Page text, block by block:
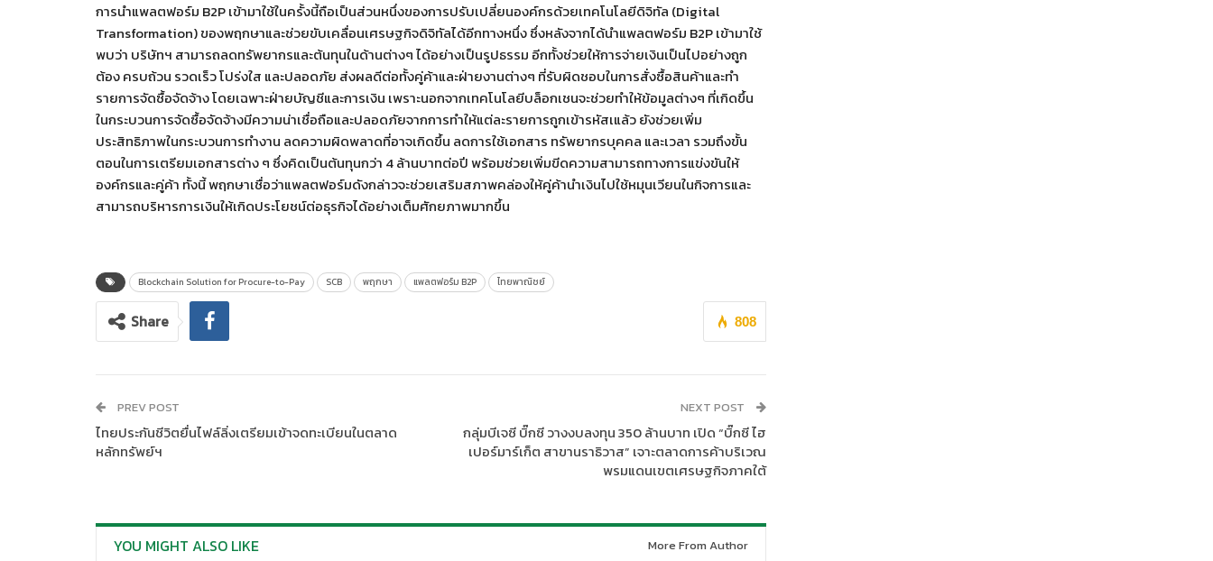
การนำแพลตฟอร์ม B2P เข้ามาใช้ในครั้งนี้ถือเป็นส่วนหนึ่งของการปรับเปลี่ยนองค์กรด้วยเทคโนโลยีดิจิทัล (Digital
Transformation) ของพฤกษาและช่วยขับเคลื่อนเศรษฐกิจดิจิทัลได้อีกทางหนึ่ง ซึ่งหลังจากได้นำแพลตฟอร์ม B2P เข้ามาใช้
พบว่า บริษัทฯ สามารถลดทรัพยากรและต้นทุนในด้านต่างๆ ได้อย่างเป็นรูปธรรม อีกทั้งช่วยให้การจ่ายเงินเป็นไปอย่างถูก
ต้อง ครบถ้วน รวดเร็ว โปร่งใส และปลอดภัย ส่งผลดีต่อทั้งคู่ค้าและฝ่ายงานต่างๆ ที่รับผิดชอบในการสั่งซื้อสินค้าและทำ
รายการจัดซื้อจัดจ้าง โดยเฉพาะฝ่ายบัญชีและการเงิน เพราะนอกจากเทคโนโลยีบล็อกเชนจะช่วยทำให้ข้อมูลต่างๆ ที่เกิดขึ้น
ในกระบวนการจัดซื้อจัดจ้างมีความน่าเชื่อถือและปลอดภัยจากการทำให้แต่ละรายการถูกเข้ารหัสเแล้ว ยังช่วยเพิ่ม
ประสิทธิภาพในกระบวนการทำงาน ลดความผิดพลาดที่อาจเกิดขึ้น ลดการใช้เอกสาร ทรัพยากรบุคคล และเวลา รวมถึงขั้น
ตอนในการเตรียมเอกสารต่าง ๆ ซึ่งคิดเป็นต้นทุนกว่า 4 ล้านบาทต่อปี พร้อมช่วยเพิ่มขีดความสามารถทางการแข่งขันให้
องค์กรและคู่ค้า ทั้งนี้ พฤกษาเชื่อว่าแพลตฟอร์มดังกล่าวจะช่วยเสริมสภาพคล่องให้คู่ค้านำเงินไปใช้หมุนเวียนในกิจการและ
สามารถบริหารการเงินให้เกิดประโยชน์ต่อธุรกิจได้อย่างเต็มศักยภาพมากขึ้น
Blockchain Solution for Procure-to-Pay SCB พฤกษา แพลตฟอร์ม B2P ไทยพาณิชย์
808
Share
PREV POST
ไทยประกันชีวิตยื่นไฟล์ลิ่งเตรียมเข้าจดทะเบียนในตลาด
หลักทรัพย์ฯ
NEXT POST
กลุ่มบีเจซี บิ๊กซี วางงบลงทุน 350 ล้านบาท เปิด “บิ๊กซี ไฮ
เปอร์มาร์เก็ต สาขานราธิวาส” เจาะตลาดการค้าบริเวณ
พรมแดนเขตเศรษฐกิจภาคใต้
YOU MIGHT ALSO LIKE More From Author